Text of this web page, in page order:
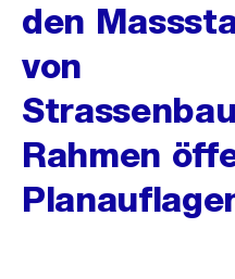
den
von
Rahmen